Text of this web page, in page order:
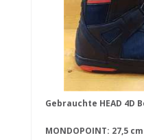
Gebrauchte HEAD 4D
MONDOPOINT: 27,5 cm